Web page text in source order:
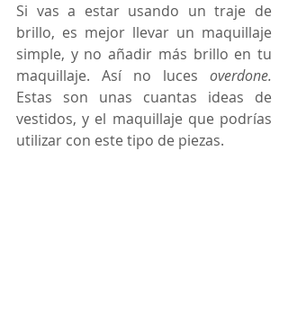
Si vas a estar usando un traje de
brillo, es mejor llevar un maquillaje
simple, y no añadir más brillo en tu
maquillaje. Así no luces overdone.
Estas son unas cuantas ideas de
vestidos, y el maquillaje que podrías
utilizar con este tipo de piezas.